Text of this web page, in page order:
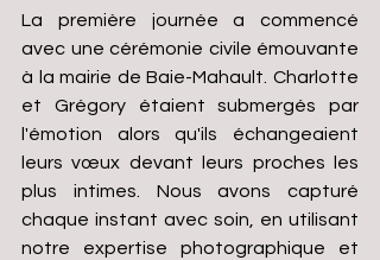
La première journée a commencé
avec une cérémonie civile émouvante
à la mairie de Baie-Mahault. Charlotte
et Grégory étaient submergés par
l'émotion alors qu'ils échangeaient
leurs vœux devant leurs proches les
plus intimes. Nous avons capturé
chaque instant avec soin, en utilisant
notre expertise photographique et